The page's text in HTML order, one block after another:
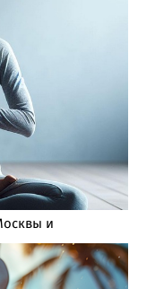
и